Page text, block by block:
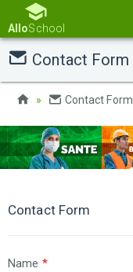
AlloSchool
Contact Form
Contact Form
Contact Form
Name *